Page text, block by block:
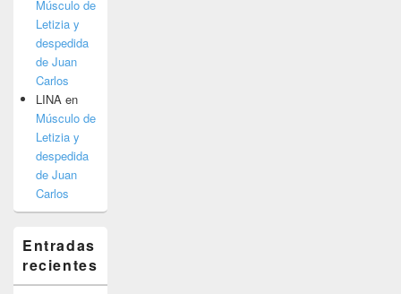
Músculo de
Letizia y
despedida
de Juan
Carlos
LINA en
Músculo de
Letizia y
despedida
de Juan
Carlos
Entradas
recientes